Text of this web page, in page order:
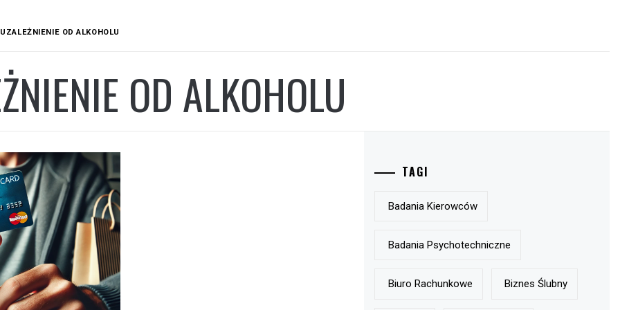
UZALEŻNIENIE OD ALKOHOLU
OD ALKOHOLU
TAGI
Badania Kierowców
Badania Psychotechniczne
Biuro Rachunkowe Biznes Ślubny